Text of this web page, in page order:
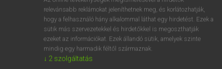
aerogram
aerogramme
relevánsabb reklámokat jeleníthetnek meg, és korlátozhatják,
hogy a felhasználó hány alkalommal láthat egy hirdetést. Ezek a
sütik más szervezetekkel és hirdetőkkel is megoszthatják
ezeket az információkat. Ezek állandó sütik, amelyek szinte
mindig egy harmadik féltől származnak.
↓ 2 szolgáltatás